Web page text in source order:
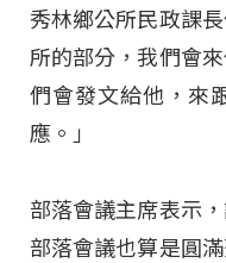
秀林鄉公所民政課
所的部分，我們會
們會發文給他，來
應。」
部落會議主席表示
部落會議也算是圓